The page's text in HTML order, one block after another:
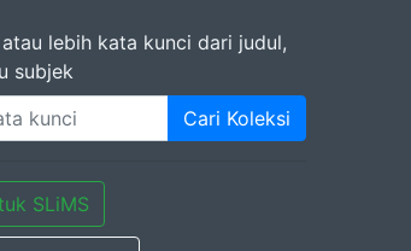
lebih kata kunci dari judul,
subjek
Cari Koleksi
SLiMS